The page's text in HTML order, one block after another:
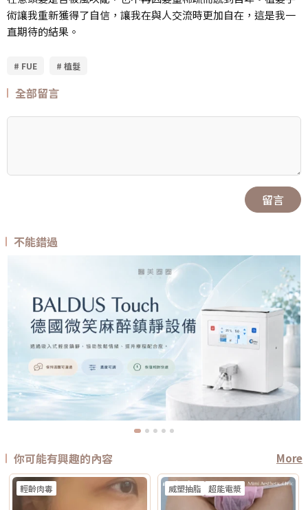
術讓我重新獲得了自信，讓我在與人交流時更加自在，這是我一
直期待的結果。
# FUE # 植髮
全部留言
留言
不能錯過
你可能有興趣的內容 More
輕齡肉毒 威塑抽脂 超能電漿